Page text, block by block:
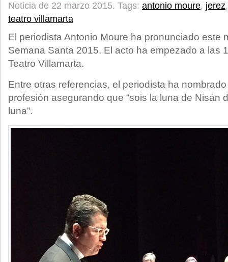
Noticia de 22 marzo 2015. Tags: antonio moure, jerez
teatro villamarta
El periodista Antonio Moure ha pronunciado este
Semana Santa 2015. El acto ha empezado a las
Teatro Villamarta.
Entre otras referencias, el periodista ha
profesión asegurando que “sois la luna de Nisán
luna”.